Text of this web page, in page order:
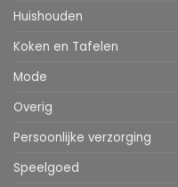
Huishouden
Koken en Tafelen
Mode
Overig
Persoonlijke verzorging
Speelgoed